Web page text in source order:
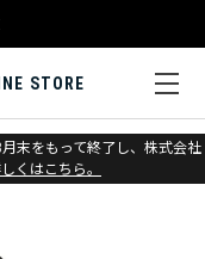
STORE
末をもって終了し、株式会社
くはこちら。